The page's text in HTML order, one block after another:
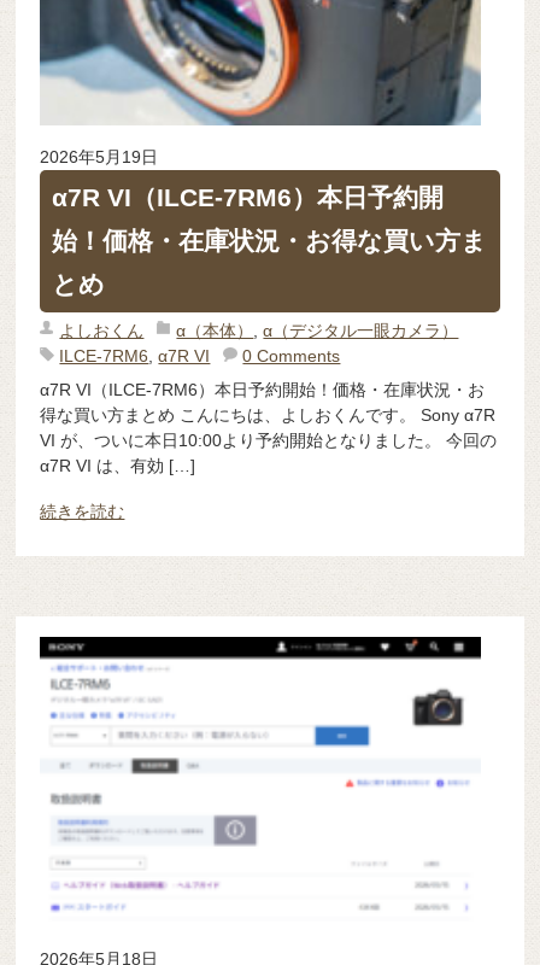
2026年5月19日
α7R VI（ILCE-7RM6）本日予約開
始！価格・在庫状況・お得な買い方ま
とめ
よしおくん α（本体） ,α（デジタル一眼カメラ）
ILCE-7RM6 ,α7R VI
0 Comments
α7R VI（ILCE-7RM6）本日予約開始！価格・在庫状況・お
得な買い方まとめ こんにちは、よしおくんです。 Sony α7R
VI が、ついに本日10:00より予約開始となりました。 今回の
α7R VI は、有効 […]
続きを読む
2026年5月18日